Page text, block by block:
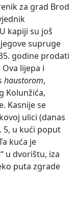
za grad Brod
kapiji su još
supruge
godine prodati
lijepa i
haustorom,
Kolunžića,
Kasnije se
ulici (danas
5, u kući poput
kuća je
u dvorištu, iza
puta zgrade